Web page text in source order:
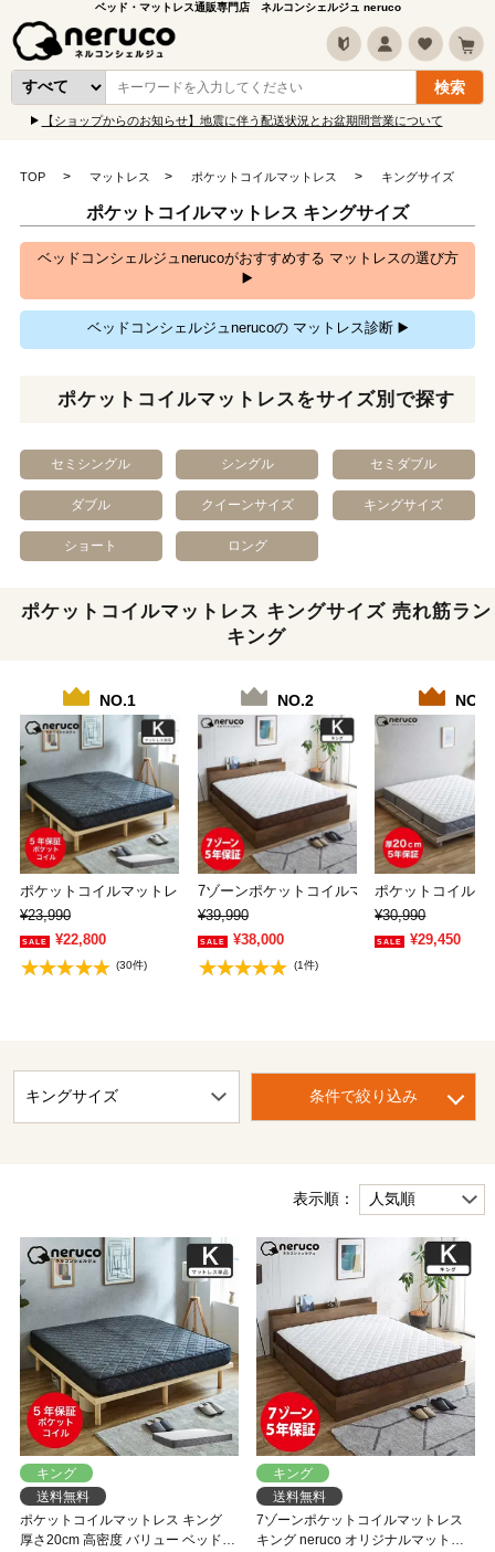
ベッド・マットレス通販専門店 ネルコンシェルジュ neruco
【ショップからのお知らせ】地震に伴う配送状況とお盆期間営業について
TOP マットレス ポケットコイルマットレス キングサイズ
ポケットコイルマットレス キングサイズ
ベッドコンシェルジュnerucoがおすすめする マットレスの選び方
▶️
ベッドコンシェルジュnerucoの マットレス診断 ▶️
ポケットコイルマットレスをサイズ別で探す
セミシングル シングル セミダブル
ダブル クイーンサイズ キングサイズ
ショート ロング
ポケットコイルマットレス キングサイズ 売れ筋ラン
キング
NO.1
ポケットコイルマットレス キング 厚さ20cm…
¥23,990
¥22,800
(30件)
NO.2
7ゾーンポケットコイルマットレス キング
¥39,990
¥38,000
(1件)
NO.3
ポケットコイル
¥30,990
¥29,450
条件で絞り込み
表示順：
キング
送料無料
ポケットコイルマットレス キング
厚さ20cm 高密度 バリュー ベッドコ
キング
送料無料
7ゾーンポケットコイルマットレス
キング neruco オリジナルマットレ